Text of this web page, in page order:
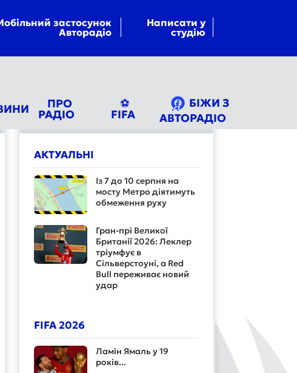
застосунок
Авторадіо
Написати у
студію
ПРО
РАДІО
⚽
FIFA
БІЖИ З
АВТОРАДІО
АКТУАЛЬНІ
Із 7 до 10 серпня на
мосту Метро діятимуть
обмеження руху
Гран-прі Великої
Британії 2026: Леклер
тріумфує в
Сільверстоуні, а Red
Bull переживає новий
удар
FIFA 2026
Ламін Ямаль у 19
років...